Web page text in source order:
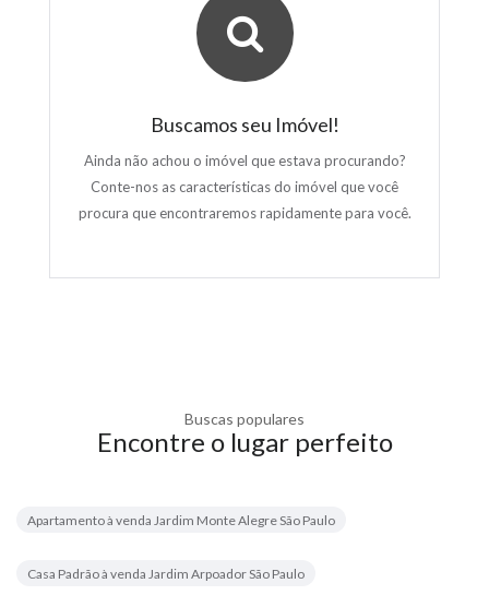
Buscamos seu Imóvel!
Ainda não achou o imóvel que estava procurando?
Conte-nos as características do imóvel que você
procura que encontraremos rapidamente para você.
Buscas populares
Encontre o lugar perfeito
Apartamento à venda Jardim Monte Alegre São Paulo
Casa Padrão à venda Jardim Arpoador São Paulo